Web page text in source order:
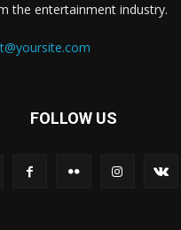
the entertainment industry.
FOLLOW US